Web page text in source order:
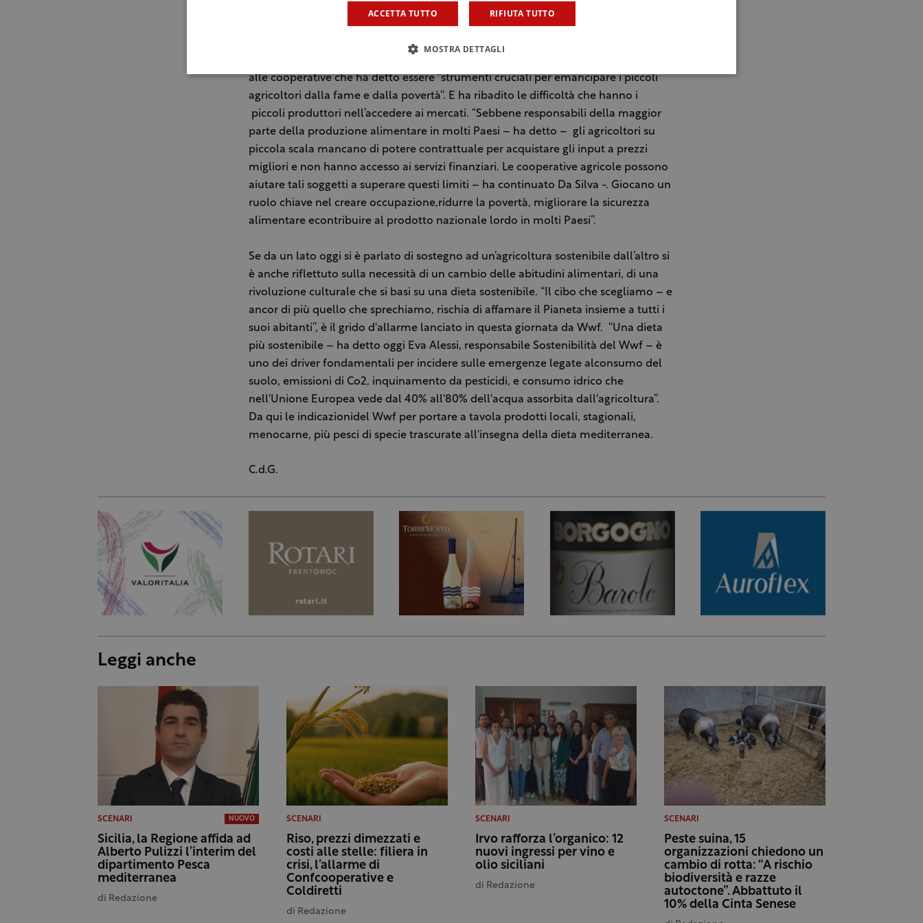
sviluppo integrale di cui la persona è fondamento e fine”.
alle cooperative che ha detto essere “strumenti cruciali per emancipare i piccoli
agricoltori dalla fame e dalla povertà“. E ha ribadito le difficoltà che hanno i
piccoli produttori nell’accedere ai mercati. “Sebbene responsabili della maggior
parte della produzione alimentare in molti Paesi – ha detto – gli agricoltori su
piccola scala mancano di potere contrattuale per acquistare gli input a prezzi
migliori e non hanno accesso ai servizi finanziari. Le cooperative agricole possono
aiutare tali soggetti a superare questi limiti – ha continuato Da Silva -. Giocano un
ruolo chiave nel creare occupazione,ridurre la povertà, migliorare la sicurezza
alimentare econtribuire al prodotto nazionale lordo in molti Paesi”.
Se da un lato oggi si è parlato di sostegno ad un’agricoltura sostenibile dall’altro si
è anche riflettuto sulla necessità di un cambio delle abitudini alimentari, di una
rivoluzione culturale che si basi su una dieta sostenibile. “Il cibo che scegliamo – e
ancor di più quello che sprechiamo, rischia di affamare il Pianeta insieme a tutti i
suoi abitanti”, è il grido d'allarme lanciato in questa giornata da Wwf. “Una dieta
più sostenibile – ha detto oggi Eva Alessi, responsabile Sostenibilità del Wwf – è
uno dei driver fondamentali per incidere sulle emergenze legate alconsumo del
suolo, emissioni di Co2, inquinamento da pesticidi, e consumo idrico che
nell'Unione Europea vede dal 40% all'80% dell'acqua assorbita dall'agricoltura”.
Da qui le indicazionidel Wwf per portare a tavola prodotti locali, stagionali,
menocarne, più pesci di specie trascurate all'insegna della dieta mediterranea.
C.d.G.
Leggi anche
SCENARI NUOVO
Sicilia, la Regione affida ad
Alberto Pulizzi l’interim del
dipartimento Pesca
mediterranea
di Redazione
SCENARI
Riso, prezzi dimezzati e
costi alle stelle: filiera in
crisi, l’allarme di
Confcooperative e
Coldiretti
di Redazione
SCENARI
Irvo rafforza l’organico: 12
nuovi ingressi per vino e
olio siciliani
di Redazione
SCENARI
Peste suina, 15
organizzazioni chiedono un
cambio di rotta: “A rischio
biodiversità e razze
autoctone”. Abbattuto il
10% della Cinta Senese
ACCETTA TUTTO RIFIUTA TUTTO
MOSTRA DETTAGLI